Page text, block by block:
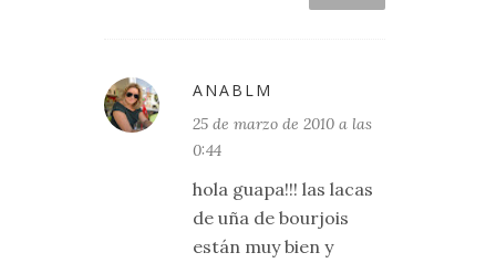
ANABLM
25 de marzo de 2010 a las
0:44
hola guapa!!! las lacas
de uña de bourjois
están muy bien y